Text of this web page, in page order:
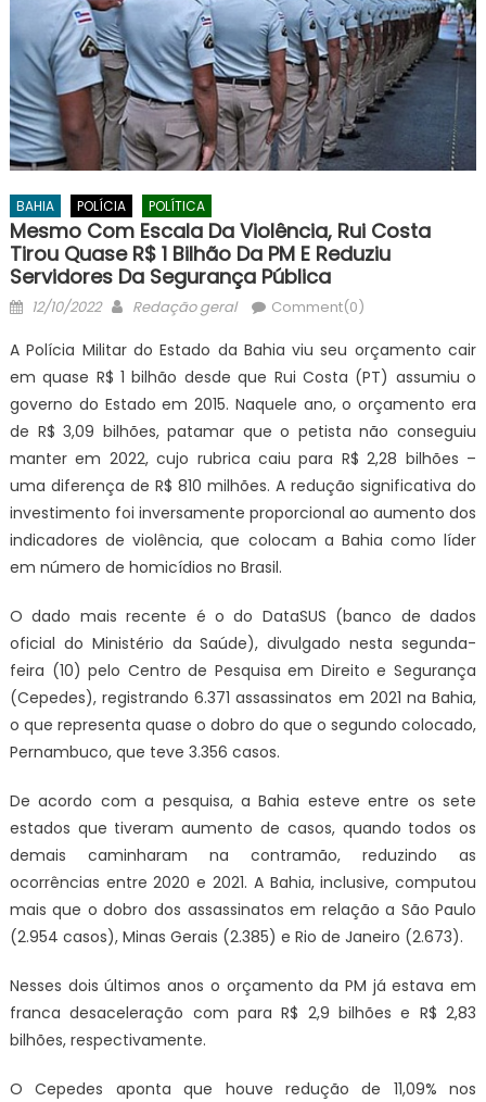
BAHIA POLÍCIA POLÍTICA
Mesmo Com Escala Da Violência, Rui Costa
Tirou Quase R$ 1 Bilhão Da PM E Reduziu
Servidores Da Segurança Pública
Posted
12/10/2022 Author
Redação geral Comment(0)
A Polícia Militar do Estado da Bahia viu seu orçamento cair
em quase R$ 1 bilhão desde que Rui Costa (PT) assumiu o
governo do Estado em 2015. Naquele ano, o orçamento era
de R$ 3,09 bilhões, patamar que o petista não conseguiu
manter em 2022, cujo rubrica caiu para R$ 2,28 bilhões –
uma diferença de R$ 810 milhões. A redução significativa do
investimento foi inversamente proporcional ao aumento dos
indicadores de violência, que colocam a Bahia como líder
em número de homicídios no Brasil.
O dado mais recente é o do DataSUS (banco de dados
oficial do Ministério da Saúde), divulgado nesta segunda-
feira (10) pelo Centro de Pesquisa em Direito e Segurança
(Cepedes), registrando 6.371 assassinatos em 2021 na Bahia,
o que representa quase o dobro do que o segundo colocado,
Pernambuco, que teve 3.356 casos.
De acordo com a pesquisa, a Bahia esteve entre os sete
estados que tiveram aumento de casos, quando todos os
demais caminharam na contramão, reduzindo as
ocorrências entre 2020 e 2021. A Bahia, inclusive, computou
mais que o dobro dos assassinatos em relação a São Paulo
(2.954 casos), Minas Gerais (2.385) e Rio de Janeiro (2.673).
Nesses dois últimos anos o orçamento da PM já estava em
franca desaceleração com para R$ 2,9 bilhões e R$ 2,83
bilhões, respectivamente.
O Cepedes aponta que houve redução de 11,09% nos